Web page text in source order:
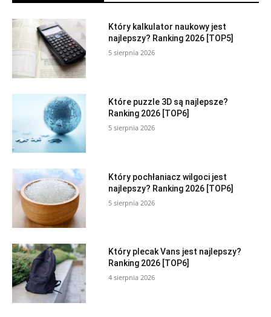
Który kalkulator naukowy jest
najlepszy? Ranking 2026 [TOP5]
5 sierpnia 2026
Które puzzle 3D są najlepsze?
Ranking 2026 [TOP6]
5 sierpnia 2026
Który pochłaniacz wilgoci jest
najlepszy? Ranking 2026 [TOP6]
5 sierpnia 2026
Który plecak Vans jest najlepszy?
Ranking 2026 [TOP6]
4 sierpnia 2026